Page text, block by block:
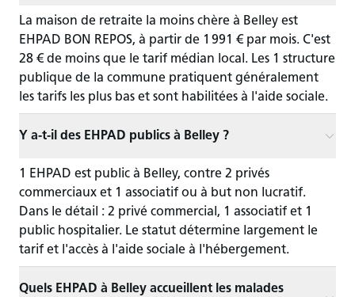
La maison de retraite la moins chère à Belley est
EHPAD BON REPOS, à partir de 1 991 € par mois. C'est
28 € de moins que le tarif médian local. Les 1 structure
publique de la commune pratiquent généralement
les tarifs les plus bas et sont habilitées à l'aide sociale.
Y a-t-il des EHPAD publics à Belley ?
1 EHPAD est public à Belley, contre 2 privés
commerciaux et 1 associatif ou à but non lucratif.
Dans le détail : 2 privé commercial, 1 associatif et 1
public hospitalier. Le statut détermine largement le
tarif et l'accès à l'aide sociale à l'hébergement.
Quels EHPAD à Belley accueillent les malades